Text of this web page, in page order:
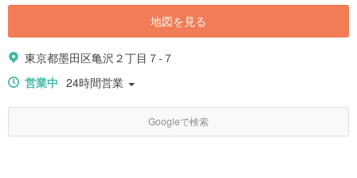
地図を見る
東京都墨田区亀沢２丁目７-７
営業中 24時間営業
Googleで検索